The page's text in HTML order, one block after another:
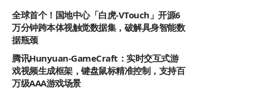
全球首个！国地中心「白虎-VTouch」开源6
万分钟跨本体视触觉数据集，破解具身智能数
据瓶颈
腾讯Hunyuan-GameCraft：实时交互式游
戏视频生成框架，键盘鼠标精准控制，支持百
万级AAA游戏场景